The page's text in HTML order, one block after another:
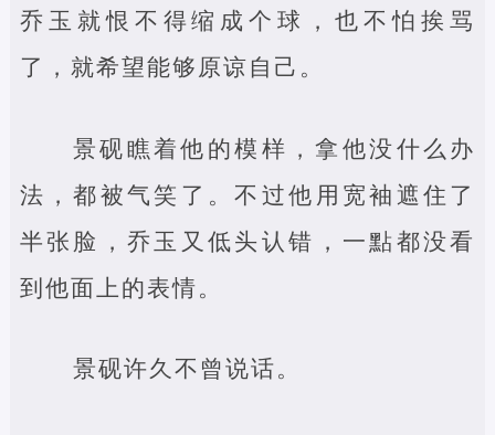
乔玉就恨不得缩成个球，也不怕挨骂
了，就希望能够原谅自己。
景砚瞧着他的模样，拿他没什么办
法，都被气笑了。不过他用宽袖遮住了
半张脸，乔玉又低头认错，一點都没看
到他面上的表情。
景砚许久不曾说话。